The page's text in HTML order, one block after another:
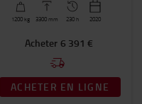
1200 kg 3300 mm 230 h 2020
Acheter 6 391 €
ACHETER EN LIGNE